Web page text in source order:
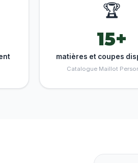
🏆
15+
matières et coupes
Catalogue Maillot